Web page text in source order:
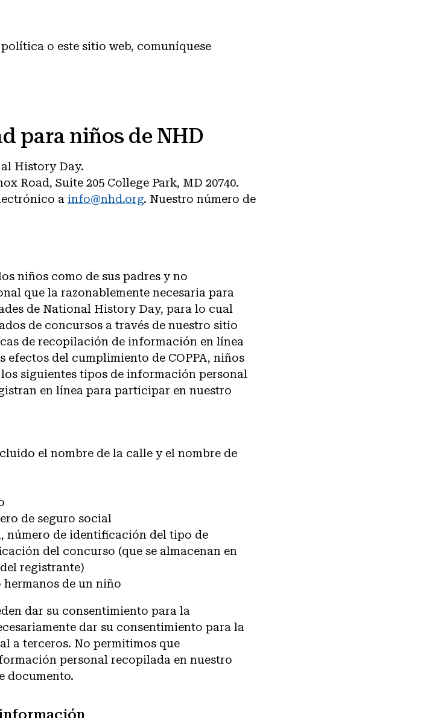
o este sitio web, comuníquese
para niños de NHD
History Day.
Road, Suite 205 College Park, MD 20740.
a info@nhd.org. Nuestro número de
niños como de sus padres y no
que la razonablemente necesaria para
de National History Day, para lo cual
de concursos a través de nuestro sitio
de recopilación de información en línea
efectos del cumplimiento de COPPA, niños
siguientes tipos de información personal
en línea para participar en nuestro
el nombre de la calle y el nombre de
de seguro social
número de identificación del tipo de
del concurso (que se almacenan en
registrante)
de un niño
dar su consentimiento para la
dar su consentimiento para la
a terceros. No permitimos que
personal recopilada en nuestro
documento.